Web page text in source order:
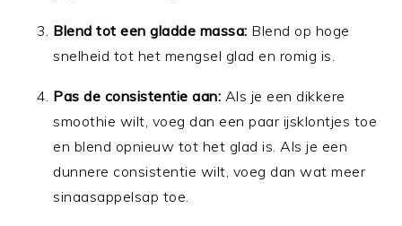
Blend tot een gladde massa: Blend op hoge
snelheid tot het mengsel glad en romig is.
Pas de consistentie aan: Als je een dikkere
smoothie wilt, voeg dan een paar ijsklontjes toe
en blend opnieuw tot het glad is. Als je een
dunnere consistentie wilt, voeg dan wat meer
sinaasappelsap toe.